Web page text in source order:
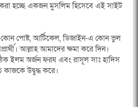
করা হচ্ছে একজন মুসলিম হিসেবে এই সাইট
পোষ্ট, আর্টিকেল, ডিজাইন-এ কোন ভুল
আল্লাহ আমাদের ক্ষমা করে দিন।
ইলম অর্জন ফরয এবং রাসূল সাঃ হাদিস
কাজকে উদ্বুদ্ধ করে।